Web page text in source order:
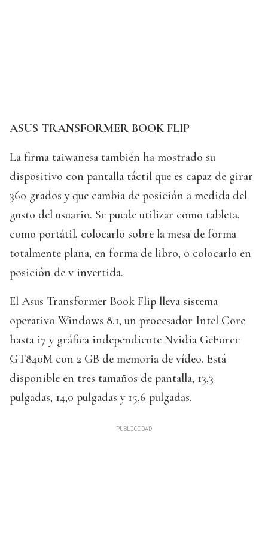
ASUS TRANSFORMER BOOK FLIP
La firma taiwanesa también ha mostrado su
dispositivo con pantalla táctil que es capaz de girar
360 grados y que cambia de posición a medida del
gusto del usuario. Se puede utilizar como tableta,
como portátil, colocarlo sobre la mesa de forma
totalmente plana, en forma de libro, o colocarlo en
posición de v invertida.
El Asus Transformer Book Flip lleva sistema
operativo Windows 8.1, un procesador Intel Core
hasta i7 y gráfica independiente Nvidia GeForce
GT840M con 2 GB de memoria de vídeo. Está
disponible en tres tamaños de pantalla, 13,3
pulgadas, 14,0 pulgadas y 15,6 pulgadas.